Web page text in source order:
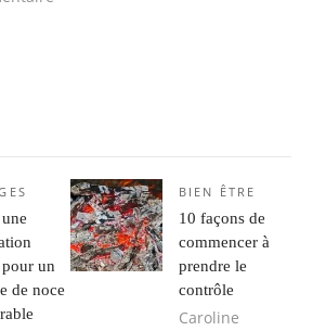
un
de noce
BIEN ÊTRE
10 façons de
commencer à
prendre le
contrôle
Caroline